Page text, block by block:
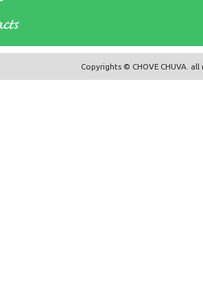
Copyrights © CHOVE CHUVA.